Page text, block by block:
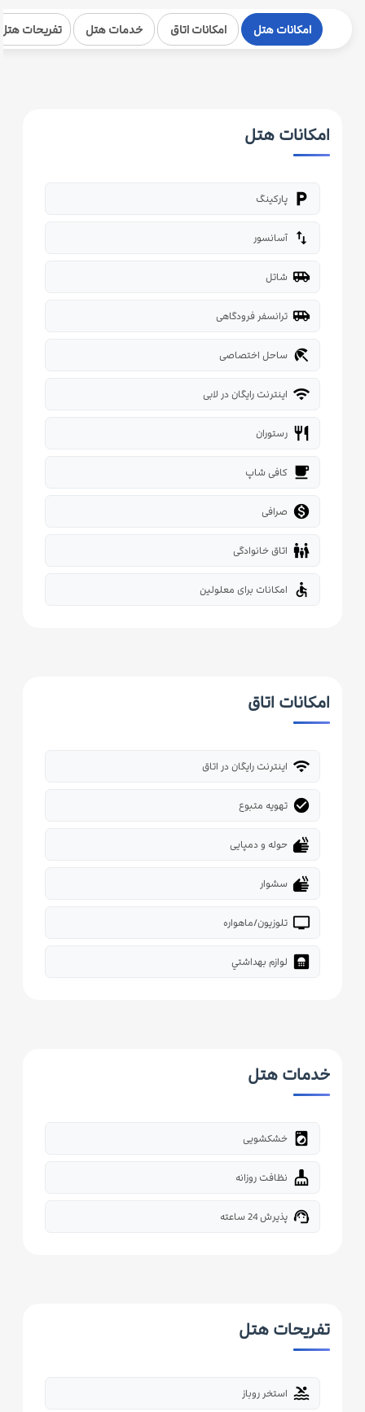
امکانات هتل امکانات اتاق خدمات هتل تفریحات
امکانات هتل
local_parking پارکینگ
import_export آسانسور
airport_shuttle شاتل
airport_shuttle ترانسفر فرودگاهی
beach_access ساحل اختصاصی
wifi اینترنت رایگان در لابی
restaurant رستوران
local_cafe کافی شاپ
 صرافی
family_restroom اتاق خانوادگی
accessible امکانات برای معلولین
امکانات اتاق
wifi اینترنت رایگان در اتاق
check_circle تهویه متبوع
dry حوله و دمپایی
dry سشوار
tv تلوزیون/ماهواره
bathroom لوازم بهداشتي
خدمات هتل
local_laundry_service خشکشویی
cleaning_services نظافت روزانه
support_agent پذیرش 24 ساعته
تفریحات هتل
pool استخر روباز